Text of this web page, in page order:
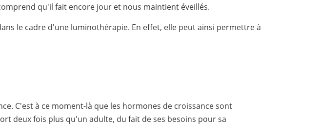
qu'il fait encore jour et nous maintient éveillés.
le cadre d'une luminothérapie. En effet, elle peut ainsi permettre à
C'est à ce moment-là que les hormones de croissance sont
deux fois plus qu'un adulte, du fait de ses besoins pour sa